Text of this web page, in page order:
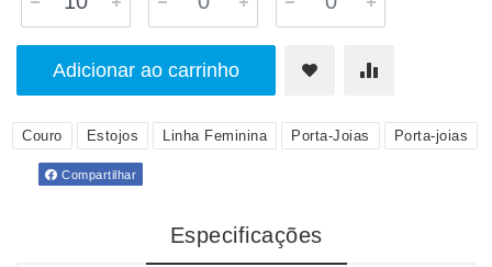
Adicionar ao carrinho
Couro Estojos Linha Feminina Porta-Joias Porta-joias
Compartilhar
Especificações